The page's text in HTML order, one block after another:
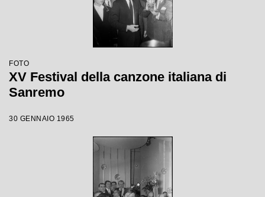
FOTO
XV Festival della canzone italiana di
Sanremo
30 GENNAIO 1965